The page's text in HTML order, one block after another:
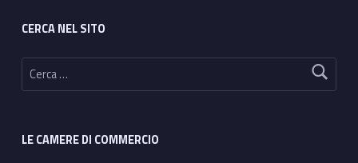
CERCA NEL SITO
Ricerca per:
LE CAMERE DI COMMERCIO